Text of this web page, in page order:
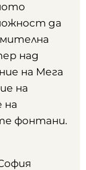
да
над
на Мега
на
на
фонтани.